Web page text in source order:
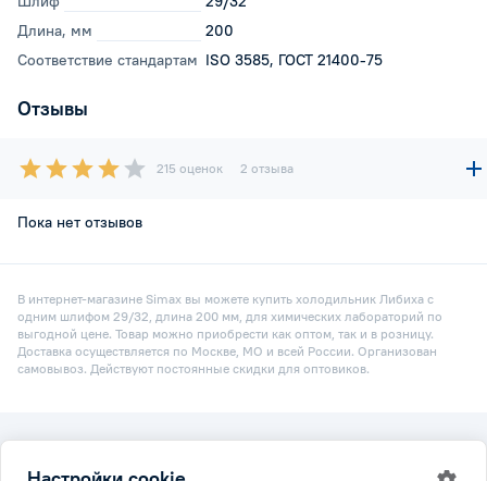
Длина, мм
200
Соответствие стандартам ISO 3585, ГОСТ 21400-75
Отзывы
215 оценок 2 отзыва
Пока нет отзывов
В интернет-магазине Simax вы можете купить холодильник Либиха с
одним шлифом 29/32, длина 200 мм, для химических лабораторий по
выгодной цене. Товар можно приобрести как оптом, так и в розницу.
Доставка осуществляется по Москве, МО и всей России. Организован
самовывоз. Действуют постоянные скидки для оптовиков.